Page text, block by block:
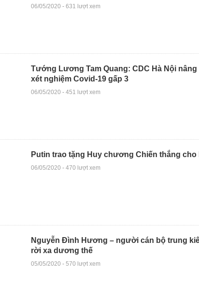
06/05/2020 - 631 lượt xem
Tướng Lương Tam Quang: CDC Hà Nội
xét nghiệm Covid-19 gấp 3
06/05/2020 - 451 lượt xem
Putin trao tặng Huy chương Chiến thắng cho
06/05/2020 - 470 lượt xem
Nguyễn Đình Hương – người cán bộ trung
rời xa dương thế
05/05/2020 - 570 lượt xem